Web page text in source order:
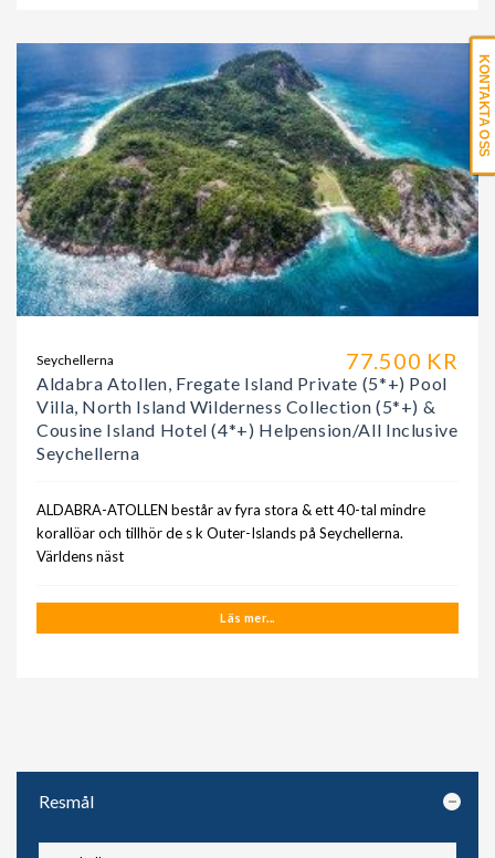
77.500 KR
Seychellerna
Aldabra Atollen, Fregate Island Private (5*+) Pool
Villa, North Island Wilderness Collection (5*+) &
Cousine Island Hotel (4*+) Helpension/All Inclusive
Seychellerna
ALDABRA-ATOLLEN består av fyra stora & ett 40-tal mindre
korallöar och tillhör de s k Outer-Islands på Seychellerna.
Världens näst
Läs mer...
Resmål
KONTAKTA OSS